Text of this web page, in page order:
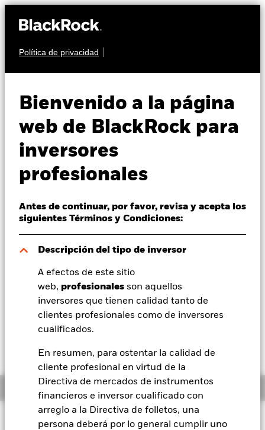
Política de privacidad
Bienvenido a la página
web de BlackRock para
inversores
profesionales
Antes de continuar, por favor, revisa y acepta los
siguientes Términos y Condiciones:
Descripción del tipo de inversor
A efectos de este sitio
web, profesionales son aquellos
inversores que tienen calidad tanto de
clientes profesionales como de inversores
cualificados.
En resumen, para ostentar la calidad de
cliente profesional en virtud de la
Directiva de mercados de instrumentos
financieros e inversor cualificado con
arreglo a la Directiva de folletos, una
persona deberá por lo general cumplir uno
Perspectivas
Visión de mercado
Educación
Profesionales
España
Change location
BlackRock
iShares
Nuestra compañía
Fund (IE)
Valor liquidativo a 05 ago 2026
USD 29,95
USD 0,69 (2,37%)
Filosofía de inversión